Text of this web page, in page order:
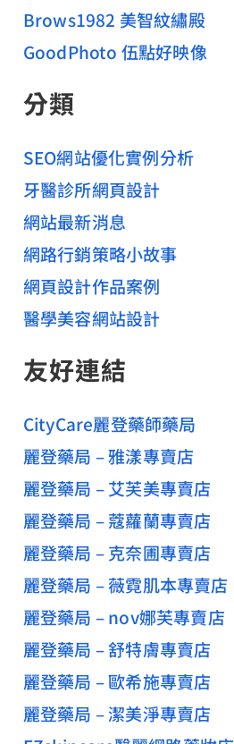
Brows1982 美智紋繡殿
GoodPhoto 伍點好映像
分類
SEO網站優化實例分析
牙醫診所網頁設計
網站最新消息
網路行銷策略小故事
網頁設計作品案例
醫學美容網站設計
友好連結
CityCare麗登藥師藥局
麗登藥局 – 雅漾專賣店
麗登藥局 – 艾芙美專賣店
麗登藥局 – 蔻蘿蘭專賣店
麗登藥局 – 克奈圃專賣店
麗登藥局 – 薇霓肌本專賣店
麗登藥局 – nov娜芙專賣店
麗登藥局 – 舒特膚專賣店
麗登藥局 – 歐希施專賣店
麗登藥局 – 潔美淨專賣店